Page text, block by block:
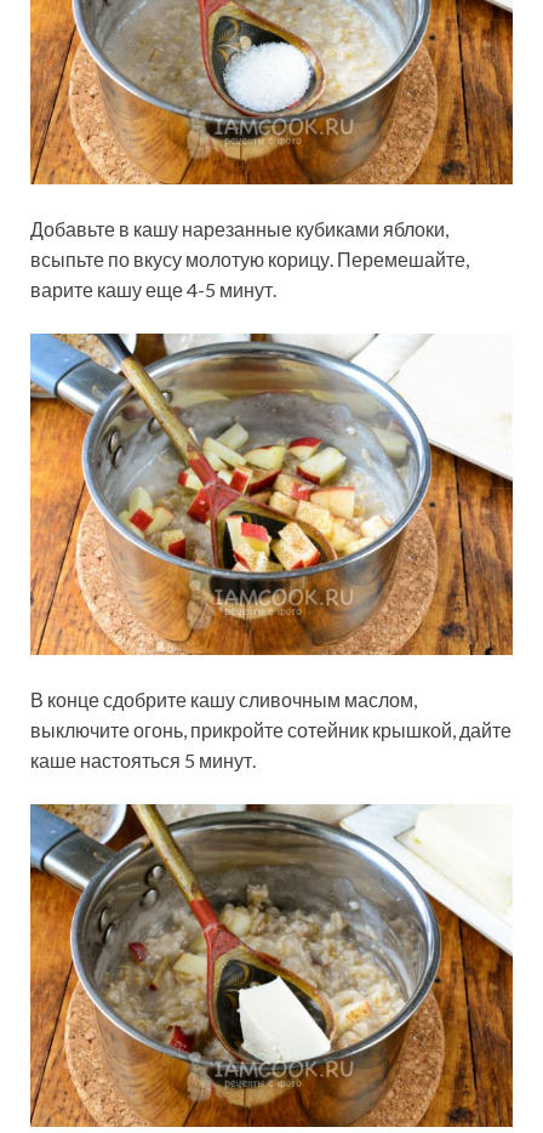
Добавьте в кашу нарезанные кубиками яблоки,
всыпьте по вкусу молотую корицу. Перемешайте,
варите кашу еще 4-5 минут.
В конце сдобрите кашу сливочным маслом,
выключите огонь, прикройте сотейник крышкой, дайте
каше настояться 5 минут.